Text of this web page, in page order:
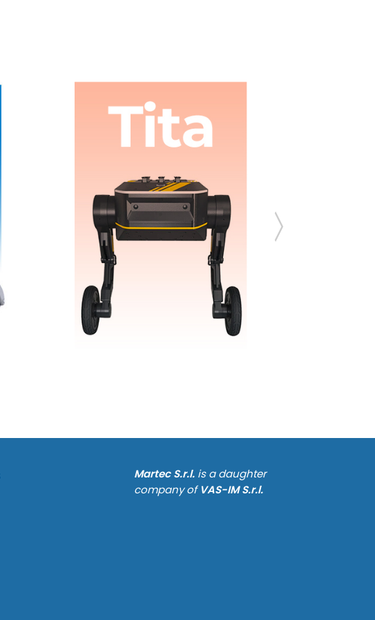
Martec S.r.l.is a daughter
company of VAS-IM S.r.l.